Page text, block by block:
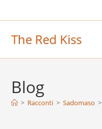
al
The Red Kiss
Blog
> Racconti > Sadomaso >